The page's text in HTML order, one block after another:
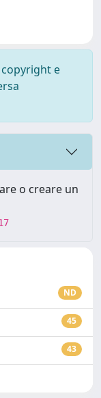
e
o creare un
ND
45
43